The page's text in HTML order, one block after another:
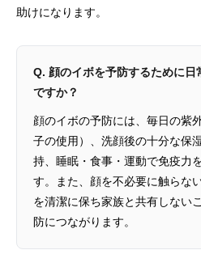
助けになります。
Q. 顔のイボを予防するために日
ですか？
顔のイボの予防には、毎日の紫
子の使用）、洗顔後の十分な保
持、睡眠・食事・運動で免疫力
す。また、顔を不必要に触らな
を清潔に保ち家族と共有しない
防につながります。